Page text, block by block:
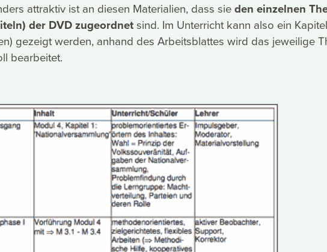
attraktiv ist an diesen Materialien, dass sieden einzelnen
der DVD zugeordnetsind. Im Unterricht kann also ein
gezeigt werden, anhand des Arbeitsblattes wird das jeweilige
bearbeitet.